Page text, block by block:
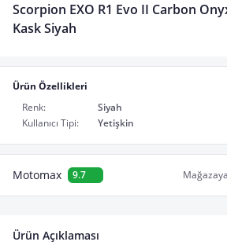
Scorpion EXO R1 Evo II Carbon
Kask Siyah
Ürün Özellikleri
Renk:
Siyah
Kullanıcı Tipi:
Yetişkin
Motomax 9.7
Ürün Açıklaması